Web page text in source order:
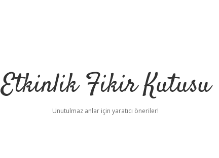
Etkinlik Fikir Kutusu
Unutulmaz anlar için yaratıcı öneriler!